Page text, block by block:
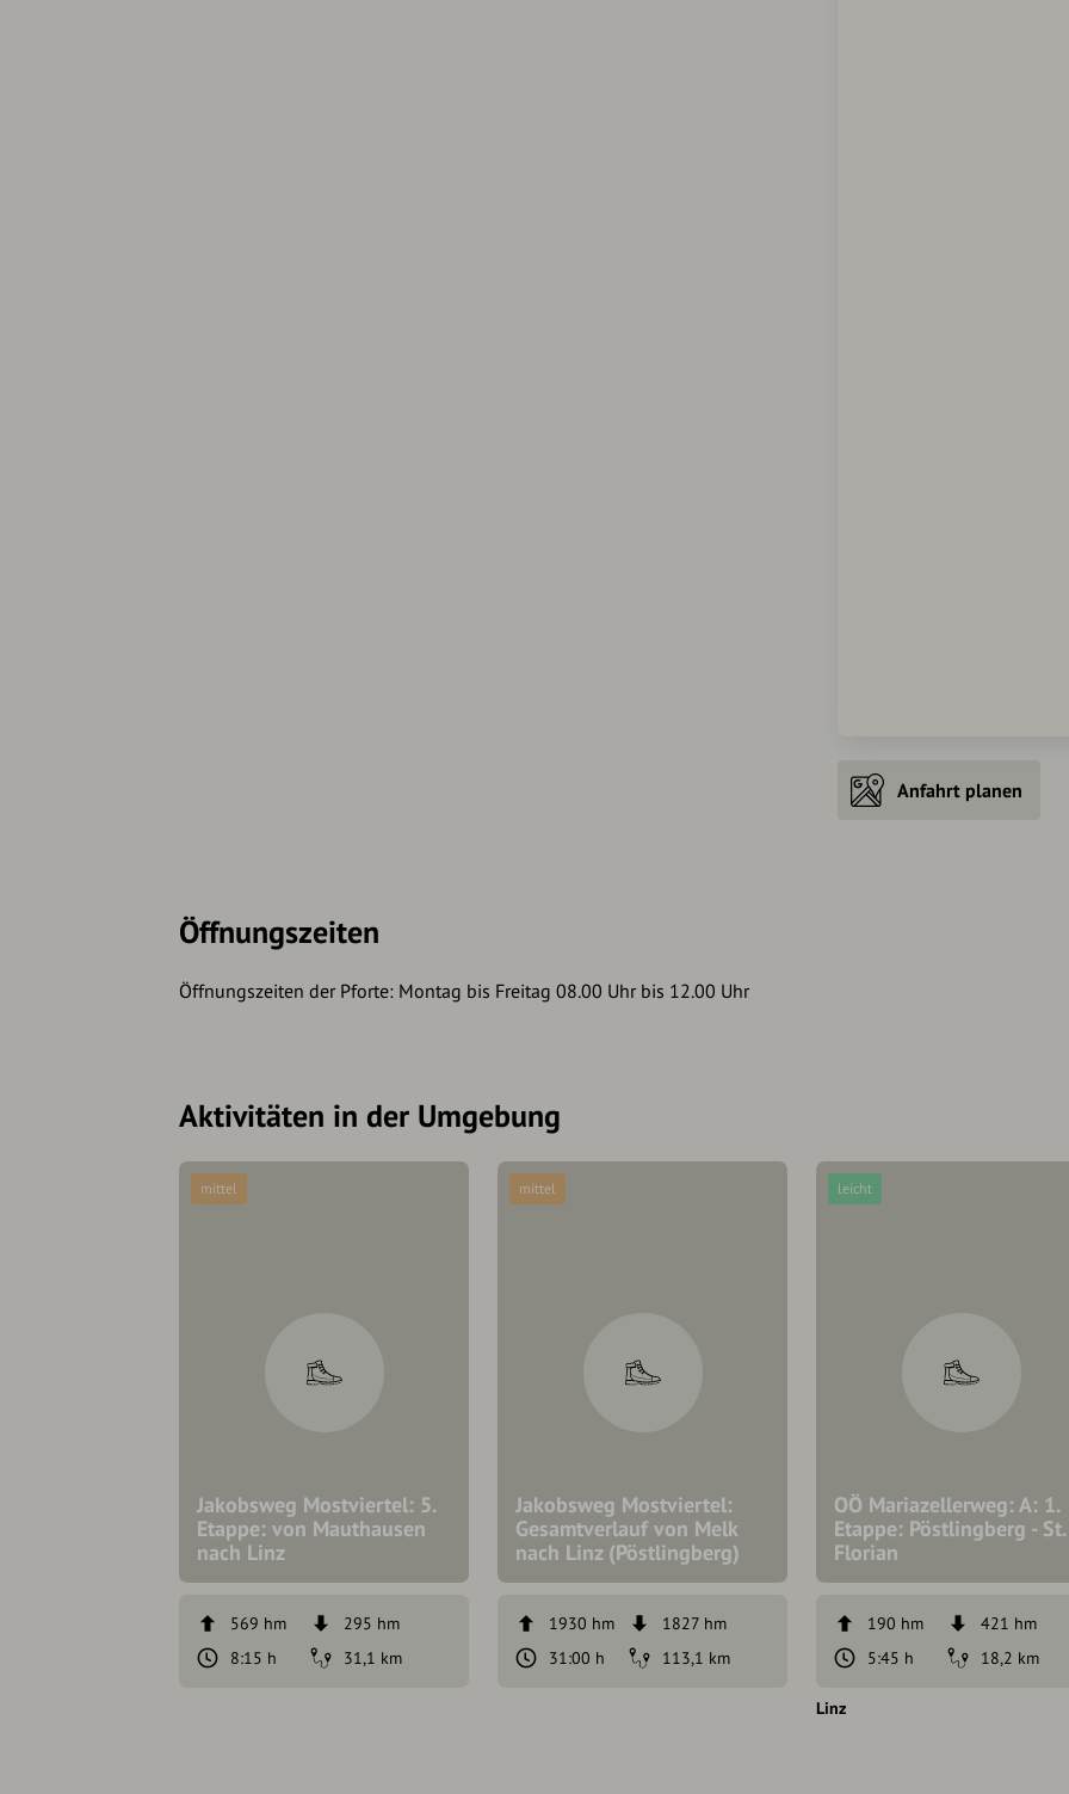
Anfahrt planen
Öffnungszeiten
Öffnungszeiten der Pforte: Montag bis Freitag 08.00 Uhr bis 12.00 Uhr
Aktivitäten in der Umgebung
Jakobsweg Mostviertel: 5.
Etappe: von Mauthausen
nach Linz
mittel
569 hm
295 hm
8:15 h
31,1 km
Jakobsweg Mostviertel:
Gesamtverlauf von Melk
nach Linz (Pöstlingberg)
mittel
1930 hm
1827 hm
31:00 h
113,1 km
OÖ Mariazellerweg: A: 1.
Etappe: Pöstlingberg - St.
Florian
leicht
190 hm
421 hm
5:45 h
18,2 km
Linz